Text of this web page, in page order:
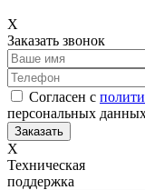
Х
Заказать звонок
Согласен с
персональных
Х
Техническая
поддержка